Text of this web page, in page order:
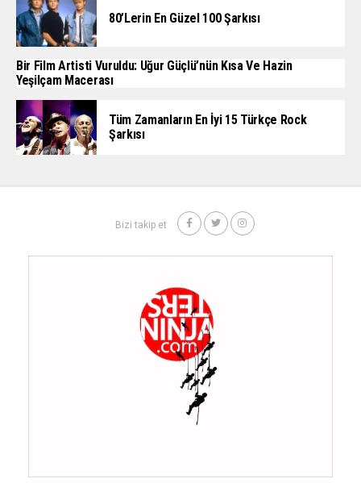
80’lerin En Güzel 100 Şarkısı
Bir Film Artisti Vuruldu: Uğur Güçlü’nün Kısa Ve Hazin
Yeşilçam Macerası
Tüm Zamanların En İyi 15 Türkçe Rock
Şarkısı
Bizi takip et